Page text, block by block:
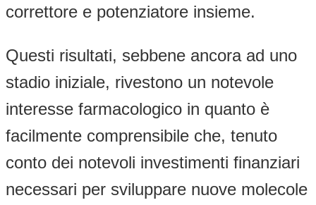
correttore e potenziatore insieme.
Questi risultati, sebbene ancora ad uno
stadio iniziale, rivestono un notevole
interesse farmacologico in quanto è
facilmente comprensibile che, tenuto
conto dei notevoli investimenti finanziari
necessari per sviluppare nuove molecole